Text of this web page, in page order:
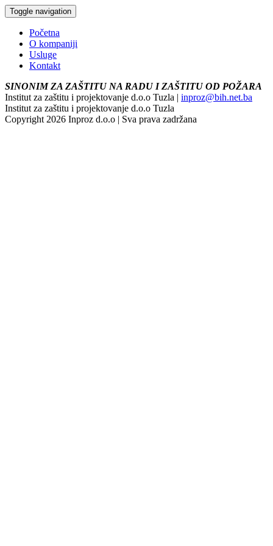
Toggle navigation
Početna
O kompaniji
Usluge
Kontakt
SINONIM ZA ZAŠTITU NA RADU I ZAŠTITU OD POŽARA
Institut za zaštitu i projektovanje d.o.o Tuzla | inproz@bih.net.ba
Institut za zaštitu i projektovanje d.o.o Tuzla
Copyright 2026 Inproz d.o.o | Sva prava zadržana